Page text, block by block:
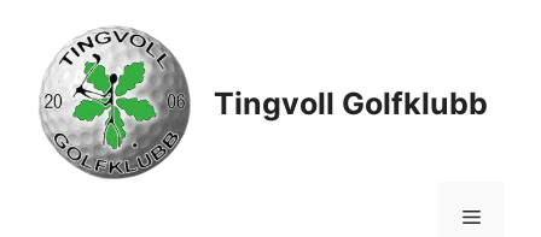
innhold
Tingvoll Golfklubb
Meny